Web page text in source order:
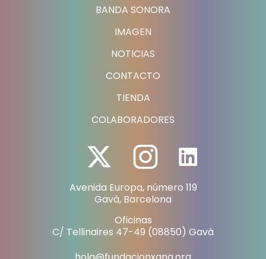
BANDA SONORA
IMAGEN
NOTICIAS
CONTACTO
TIENDA
COLABORADORES
Avenida Europa, número 119
Gavà, Barcelona
Oficinas
C/ Tellinaires 47-49 (08850) Gavà